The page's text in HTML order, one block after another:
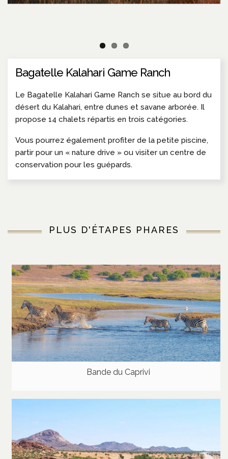
Bagatelle Kalahari Game Ranch
Le Bagatelle Kalahari Game Ranch se situe au bord du
désert du Kalahari, entre dunes et savane arborée. Il
propose 14 chalets répartis en trois catégories.
Vous pourrez également profiter de la petite piscine,
partir pour un « nature drive » ou visiter un centre de
conservation pour les guépards.
PLUS D'ÉTAPES PHARES
Bande du Caprivi